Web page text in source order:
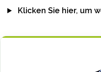
Klicken Sie hier, um